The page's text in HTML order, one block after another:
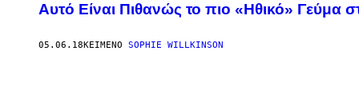
Αυτό Είναι Πιθανώς το πιο «Ηθικό» Γεύμα
05.06.18ΚΕΊΜΕΝΟ SOPHIE WILLKINSON